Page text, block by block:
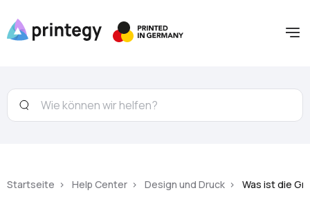
Startseite Help Center Design und Druck Was ist die